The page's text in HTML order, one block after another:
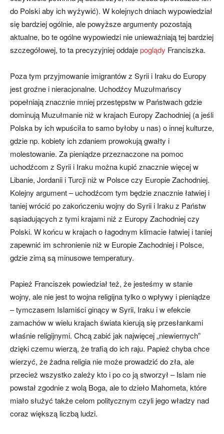
do Polski aby ich wyżywić). W kolejnych dniach wypowiedział
się bardziej ogólnie, ale powyższe argumenty pozostają
aktualne, bo te ogólne wypowiedzi nie unieważniają tej bardziej
szczegółowej, to ta precyzyjniej oddajepoglądy Franciszka.
Poza tym przyjmowanie imigrantów z Syrii i Iraku do Europy
jest groźne i nieracjonalne. Uchodźcy Muzułmańscy
popełniają znacznie mniej przestępstw w Państwach gdzie
dominują Muzułmanie niż w krajach Europy Zachodniej (a jeśli
Polska by ich wpuściła to samo byłoby u nas) o innej kulturze,
gdzie np. kobiety ich zdaniem prowokują gwałty i
molestowanie. Za pieniądze przeznaczone na pomoc
uchodźcom z Syrii i Iraku można kupić znacznie więcej w
Libanie, Jordanii i Turcji niż w Polsce czy Europie Zachodniej.
Kolejny argument – uchodźcom tym będzie znacznie łatwiej i
taniej wrócić po zakończeniu wojny do Syrii i Iraku z Państw
sąsiadujących z tymi krajami niż z Europy Zachodniej czy
Polski. W końcu w krajach o łagodnym klimacie łatwiej i taniej
zapewnić im schronienie niż w Europie Zachodniej i Polsce,
gdzie zimą są minusowe temperatury.
Papież Franciszek powiedział też, że jesteśmy w stanie
wojny, ale nie jest to wojna religijna tylko o wpływy i pieniądze
– tymczasem Islamiści ginący w Syrii, Iraku i w efekcie
zamachów w wielu krajach świata kierują się przesłankami
właśnie religijnymi. Chcą zabić jak najwięcej „niewiernych”
dzięki czemu wierzą, że trafią do ich raju. Papież chyba chce
wierzyć, że żadna religia nie może prowadzić do zła, ale
przecież wszystko zależy kto i po co ją stworzył – Islam nie
powstał zgodnie z wolą Boga, ale to dzieło Mahometa, które
miało służyć także celom politycznym czyli jego władzy nad
coraz większą liczbą ludzi.